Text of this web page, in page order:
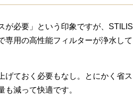
が必要」という印象ですが、STILIS
専用の高性能フィルターが浄水して
げておく必要もなし。とにかく省ス
減って快適です。